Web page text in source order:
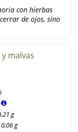
con hierbas
de ojos, sino
malvas
g
g